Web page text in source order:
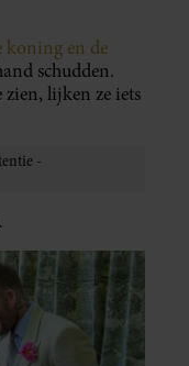
koning en de
schudden.
lijken ze iets